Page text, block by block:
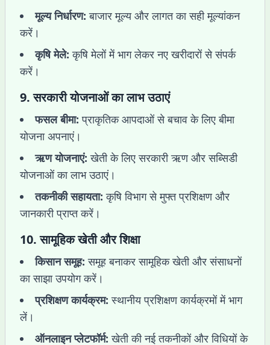
मूल्य निर्धारण: बाजार मूल्य और लागत का सही मूल्यांकन
करें।
कृषि मेले: कृषि मेलों में भाग लेकर नए खरीदारों से संपर्क
करें।
9.सरकारी योजनाओं का लाभ उठाएं
फसल बीमा: प्राकृतिक आपदाओं से बचाव के लिए बीमा
योजना अपनाएं।
ऋण योजनाएं: खेती के लिए सरकारी ऋण और सब्सिडी
योजनाओं का लाभ उठाएं।
तकनीकी सहायता: कृषि विभाग से मुफ्त प्रशिक्षण और
जानकारी प्राप्त करें।
10.सामूहिक खेती और शिक्षा
किसान समूह: समूह बनाकर सामूहिक खेती और संसाधनों
का साझा उपयोग करें।
प्रशिक्षण कार्यक्रम: स्थानीय प्रशिक्षण कार्यक्रमों में भाग
लें।
ऑनलाइन प्लेटफॉर्म: खेती की नई तकनीकों और विधियों के